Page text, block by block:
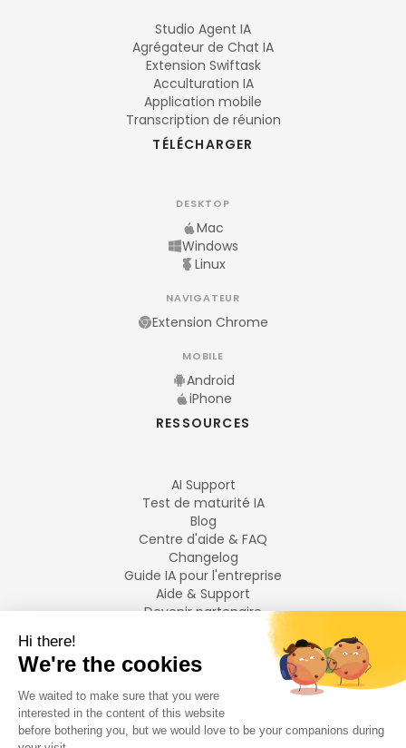
Studio Agent IA
Agrégateur de Chat IA
Extension Swiftask
Acculturation IA
Application mobile
Transcription de réunion
TÉLÉCHARGER
DESKTOP
Mac
Windows
Linux
NAVIGATEUR
Extension Chrome
MOBILE
Android
iPhone
RESSOURCES
AI Support
Test de maturité IA
Blog
Centre d'aide & FAQ
Changelog
Guide IA pour l'entreprise
Aide & Support
Devenir partenaire
LANGUES
Français
English